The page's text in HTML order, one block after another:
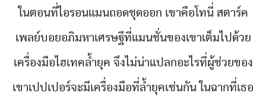
ในตอนที่ไอรอนแมนถอดชุดออก เขาคือโทนี่ สตาร์ค
เพลย์บอยอภิมหาเศรษฐีที่แมนชั่นของเขาเต็มไปด้วย
เครื่องมือไฮเทคล้ำยุค จึงไม่น่าแปลกอะไรที่ผู้ช่วยของ
เขาเปปเปอร์จะมีเครื่องมือที่ล้ำยุคเช่นกัน ในฉากที่เธอ